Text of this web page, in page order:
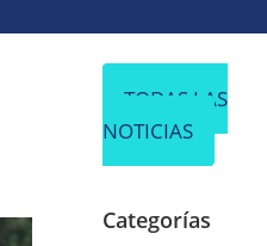
TODAS LAS
NOTICIAS
Categorías